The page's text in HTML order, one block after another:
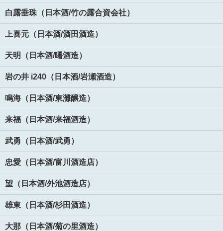
白露垂珠（日本酒/竹の露合資会社）
上喜元（日本酒/酒田酒造）
天明（日本酒/曙酒造）
岩の井 i240（日本酒/岩瀬酒造）
鳴海（日本酒/東灘醸造）
来福（日本酒/来福酒造）
武勇（日本酒/武勇）
忠愛（日本酒/富川酒造店）
望（日本酒/外池酒造店）
雄東（日本酒/杉田酒造）
大那（日本酒/菊の里酒造）